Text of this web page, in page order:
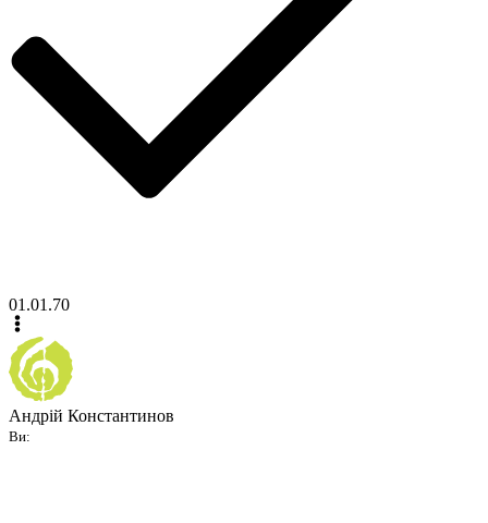
01.01.70
Андрій Константинов
Ви: